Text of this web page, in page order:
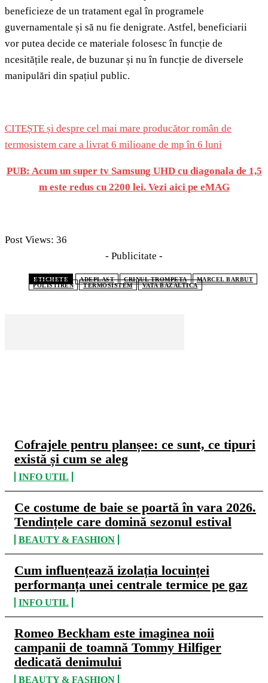
Cofrajele pentru planșee: ce sunt, ce tipuri
există și cum se aleg
INFO UTIL
Ce costume de baie se poartă în vara 2026.
Tendințele care domină sezonul estival
BEAUTY & FASHION
Cum influențează izolația locuinței
performanța unei centrale termice pe gaz
INFO UTIL
Romeo Beckham este imaginea noii
campanii de toamnă Tommy Hilfiger
dedicată denimului
BEAUTY & FASHION
beneficieze de un tratament egal în programele
guvernamentale și să nu fie denigrate. Astfel, beneficiarii
vor putea decide ce materiale folosesc în funcție de
ncesitățile reale, de buzunar și nu în funcție de diversele
manipulări din spațiul public.
CITEȘTE și despre cel mai mare producător român de
termosistem care a livrat 6 milioane de mp în 6 luni
PUB: Acum un super tv Samsung UHD cu diagonala de 1,5
m este redus cu 2200 lei. Vezi aici pe eMAG
Post Views: 36
- Publicitate -
ETICHETE ADEPLAST CRINUL TROMPETA
MARCEL BARBUT
POLISTIREN
TERMOSISTEM VATA BAZALTICA